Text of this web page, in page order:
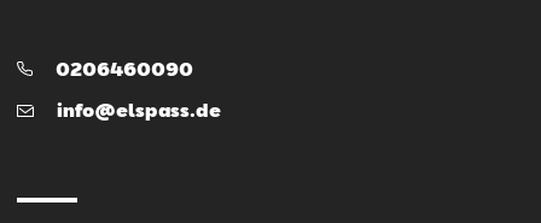
Telefon:
0206460090
E-
info@elspass.de